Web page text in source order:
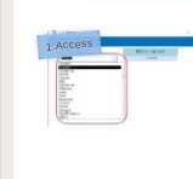
1.Access